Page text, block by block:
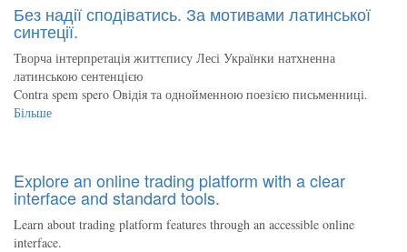
Без надії сподіватись. За мотивами латинської
синтеції.
Творча інтерпретація життєпису Лесі Українки натхненна
латинською сентенцією
Contra spem spero Овідія та однойменною поезією письменниці.
Більше
Explore an online trading platform with a clear
interface and standard tools.
Learn about trading platform features through an accessible online
interface.